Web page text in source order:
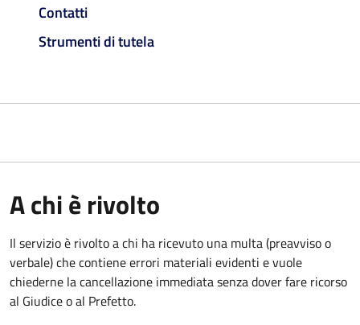
Contatti
Strumenti di tutela
A chi è rivolto
Il servizio è rivolto a chi ha ricevuto una multa (preavviso o
verbale) che contiene errori materiali evidenti e vuole
chiederne la cancellazione immediata senza dover fare ricorso
al Giudice o al Prefetto.